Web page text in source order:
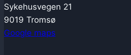
Sykehusvegen 21
9019 Tromsø
Google maps